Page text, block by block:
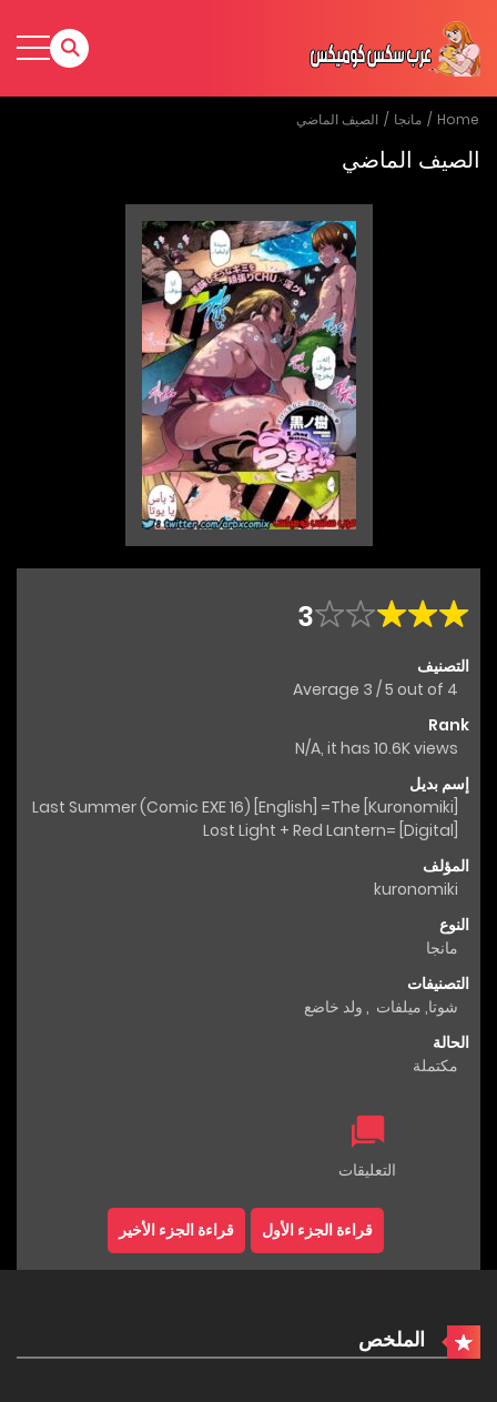
Home مانجا الصيف الماضي
الصيف الماضي
3
التصنيف
Average 3 /5 out of 4
Rank
N/A, it has 10.6K views
إسم بديل
[Kuronomiki] Last Summer (Comic EXE 16) [English] =The
Lost Light + Red Lantern= [Digital]
المؤلف
kuronomiki
النوع
مانجا
التصنيفات
شوتا, ميلفات , ولد خاضع
الحالة
مكتملة
التعليقات
قراءة الجزء الأول قراءة الجزء الأخير
الملخص